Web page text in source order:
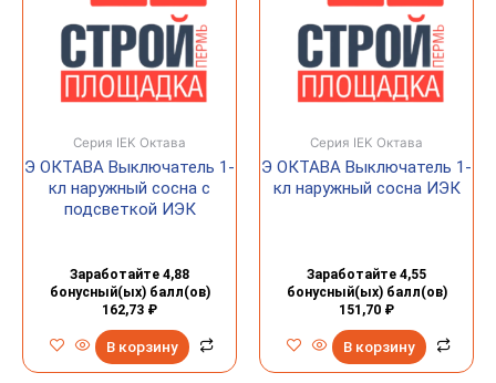
Серия IEK Октава
Э ОКТАВА Выключатель 1-
кл наружный сосна с
подсветкой ИЭК
Заработайте 4,88
бонусный(ых) балл(ов)
162,73 ₽
В корзину
Серия IEK Октава
Э ОКТАВА Выключатель 1-
кл наружный сосна ИЭК
Заработайте 4,55
бонусный(ых) балл(ов)
151,70 ₽
В корзину